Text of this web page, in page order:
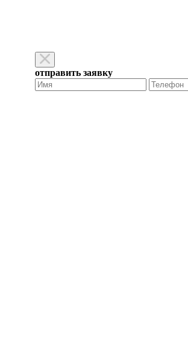
отправить заявку